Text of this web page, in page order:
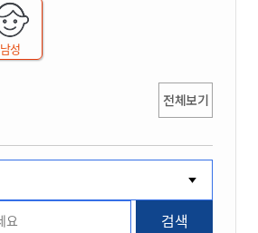
남성
전체보기
검색